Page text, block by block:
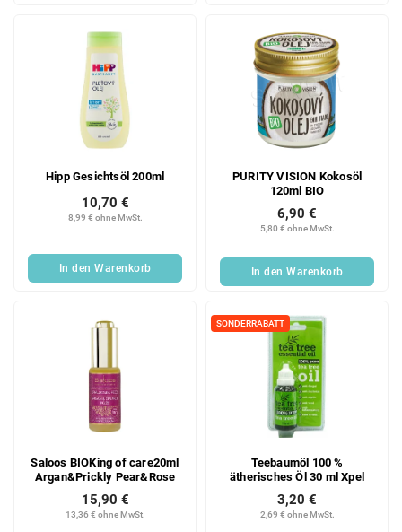
Hipp Gesichtsöl 200ml
8,99 € ohne MwSt.
10,70 €
In den Warenkorb
PURITY VISION Kokosöl
120ml BIO
5,80 € ohne MwSt.
6,90 €
In den Warenkorb
Saloos BIOKing of care20ml
Argan&Prickly Pear&Rose
13,36 € ohne MwSt.
15,90 €
SONDERRABATT
Teebaumöl 100 %
ätherisches Öl 30 ml Xpel
2,69 € ohne MwSt.
3,20 €